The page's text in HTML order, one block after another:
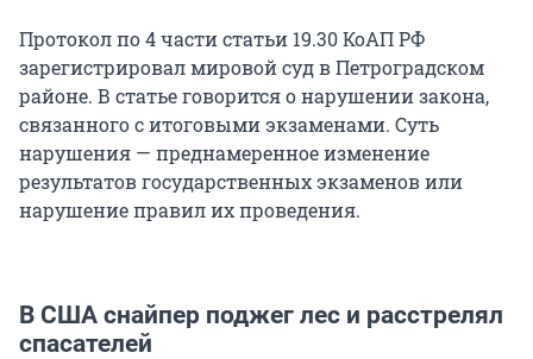
Протокол по 4 части статьи 19.30 КоАП РФ
зарегистрировал мировой суд в Петроградском
районе. В статье говорится о нарушении закона,
связанного с итоговыми экзаменами. Суть
нарушения — преднамеренное изменение
результатов государственных экзаменов или
нарушение правил их проведения.
В США снайпер поджег лес и расстрелял
спасателей